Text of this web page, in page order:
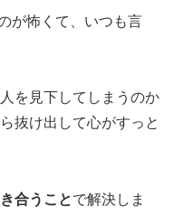
が怖くて、いつも言
を見下してしまうのか
抜け出して心がすっと
合うことで解決しま